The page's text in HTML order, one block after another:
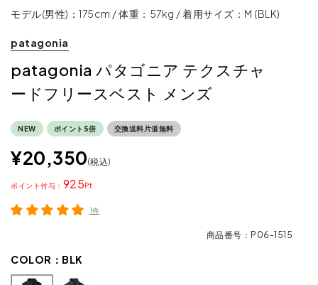
モデル(男性)：175cm / 体重：57kg / 着用サイズ：M (BLK)
patagonia
patagonia パタゴニア テクスチャ
ードフリースベスト メンズ
NEW ポイント5倍 交換送料片道無料
¥20,350 税込
925
ポイント
1件
商品番号 P06-1515
COLOR： BLK